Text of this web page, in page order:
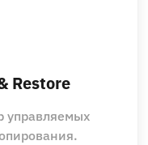
Restore
управляемых